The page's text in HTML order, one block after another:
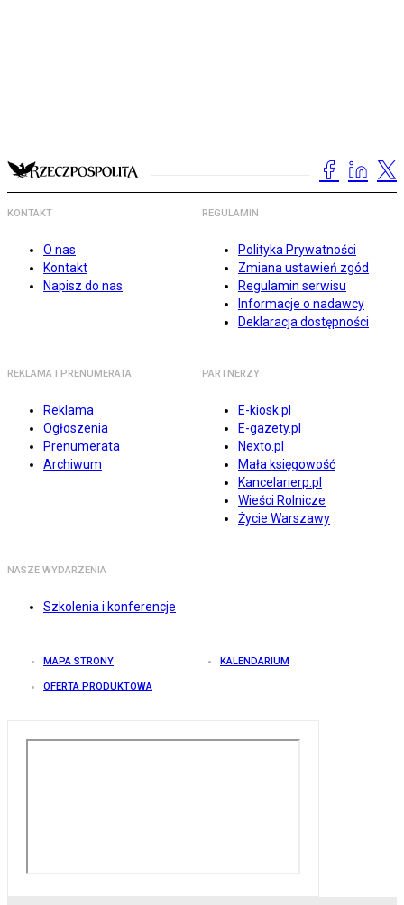
KONTAKT
O nas
Kontakt
Napisz do nas
REGULAMIN
Polityka Prywatności
Zmiana ustawień zgód
Regulamin serwisu
Informacje o nadawcy
Deklaracja dostępności
REKLAMA I PRENUMERATA
Reklama
Ogłoszenia
Prenumerata
Archiwum
PARTNERZY
E-kiosk.pl
E-gazety.pl
Nexto.pl
Mała księgowość
Kancelarierp.pl
Wieści Rolnicze
Życie Warszawy
NASZE WYDARZENIA
Szkolenia i konferencje
MAPA STRONY KALENDARIUM
OFERTA PRODUKTOWA